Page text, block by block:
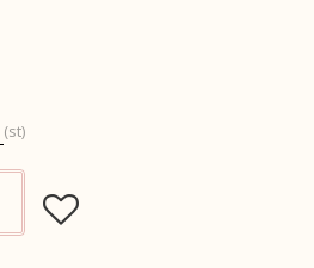
st
Lägg till i favoriter